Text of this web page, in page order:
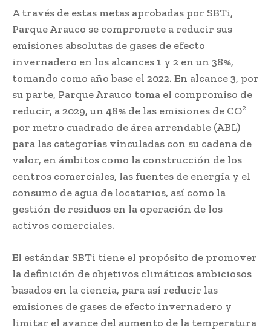
A través de estas metas aprobadas por SBTi,
Parque Arauco se compromete a reducir sus
emisiones absolutas de gases de efecto
invernadero en los alcances 1 y 2 en un 38%,
tomando como año base el 2022. En alcance 3, por
su parte, Parque Arauco toma el compromiso de
reducir, a 2029, un 48% de las emisiones de CO2
por metro cuadrado de área arrendable (ABL)
para las categorías vinculadas con su cadena de
valor, en ámbitos como la construcción de los
centros comerciales, las fuentes de energía y el
consumo de agua de locatarios, así como la
gestión de residuos en la operación de los
activos comerciales.
El estándar SBTi tiene el propósito de promover
la definición de objetivos climáticos ambiciosos
basados en la ciencia, para así reducir las
emisiones de gases de efecto invernadero y
limitar el avance del aumento de la temperatura